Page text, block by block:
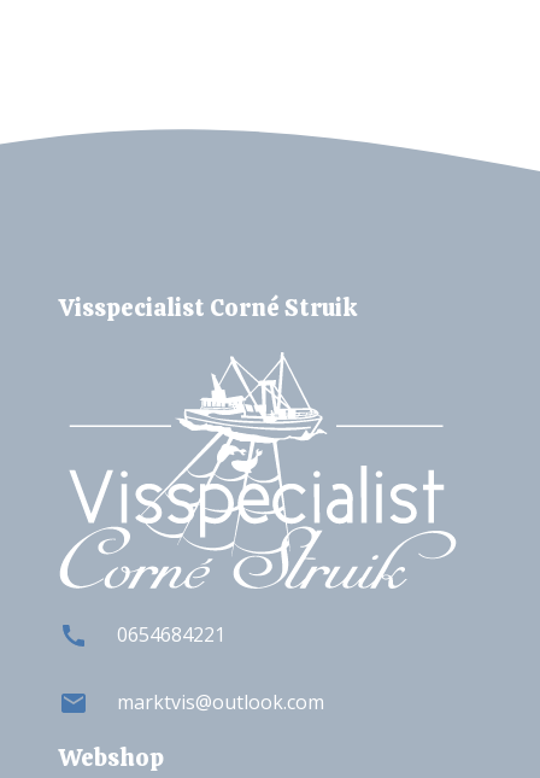
Visspecialist Corné Struik
0654684221
marktvis@outlook.com
Webshop